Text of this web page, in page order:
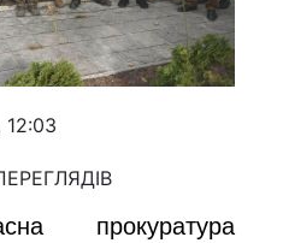
12:03
прокуратура